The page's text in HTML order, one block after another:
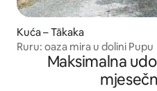
Kuća – Tākaka
Ruru: oaza mira u dolini Pupu
Maksimalna